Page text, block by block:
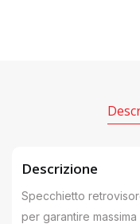
Descrizione
Specchietto
per garantire